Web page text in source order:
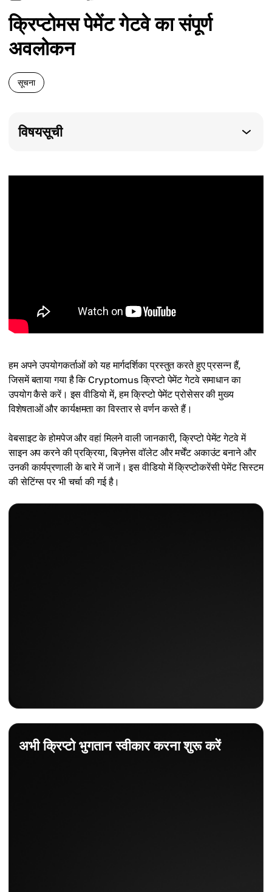
क्रिप्टोमस पेमेंट गेटवे का संपूर्ण
अवलोकन
सूचना
विषयसूची
हम अपने उपयोगकर्ताओं को यह मार्गदर्शिका प्रस्तुत करते हुए प्रसन्न हैं,
जिसमें बताया गया है कि Cryptomus क्रिप्टो पेमेंट गेटवे समाधान का
उपयोग कैसे करें। इस वीडियो में, हम क्रिप्टो पेमेंट प्रोसेसर की मुख्य
विशेषताओं और कार्यक्षमता का विस्तार से वर्णन करते हैं।
वेबसाइट के होमपेज और वहां मिलने वाली जानकारी, क्रिप्टो पेमेंट गेटवे में
साइन अप करने की प्रक्रिया, बिज़नेस वॉलेट और मर्चेंट अकाउंट बनाने और
उनकी कार्यप्रणाली के बारे में जानें। इस वीडियो में क्रिप्टोकरेंसी पेमेंट सिस्टम
की सेटिंग्स पर भी चर्चा की गई है।
अभी क्रिप्टो भुगतान स्वीकार करना शुरू करें